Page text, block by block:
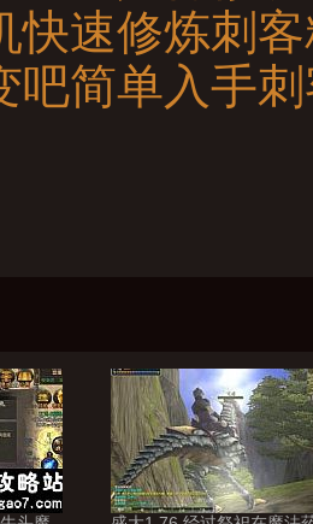
快速修炼刺
吧简单入手